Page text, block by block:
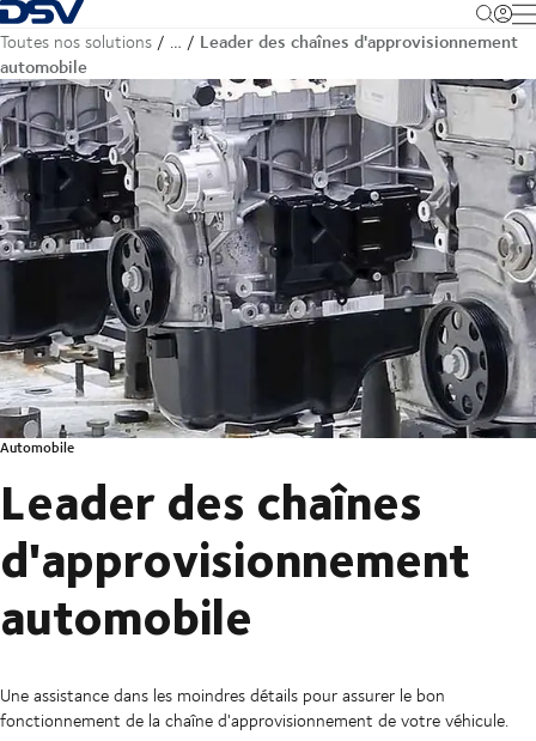
Retour à la page d'accueil
Toutes nos solutions …
Leader des chaînes d'approvisionnement
automobile
Automobile
Leader des chaînes
d'approvisionnement
automobile
Une assistance dans les moindres détails pour assurer le bon
fonctionnement de la chaîne d'approvisionnement de votre véhicule.